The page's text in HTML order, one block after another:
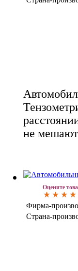
не мешают
Оцените
Фирма-
Страна-